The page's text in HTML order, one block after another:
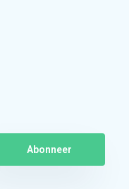
Abonneer